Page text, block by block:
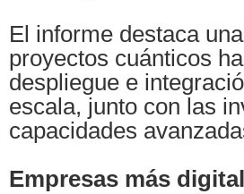
El informe destaca
proyectos cuánticos
despliegue e
escala, junto con las
capacidades
Empresas más